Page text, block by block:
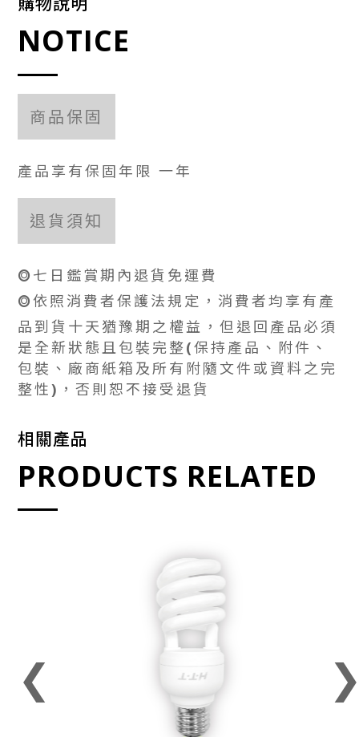
NOTICE
商品保固
產品享有保固年限 一年
退貨須知
⭗七日鑑賞期內退貨免運費
⭗依照消費者保護法規定，消費者均享有產
品到貨十天猶豫期之權益，但退回產品必須
是全新狀態且包裝完整(保持產品、附件、
包裝、廠商紙箱及所有附隨文件或資料之完
整性)，否則恕不接受退貨
相關產品
PRODUCTS RELATED
❮